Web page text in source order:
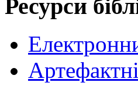
Ресурси